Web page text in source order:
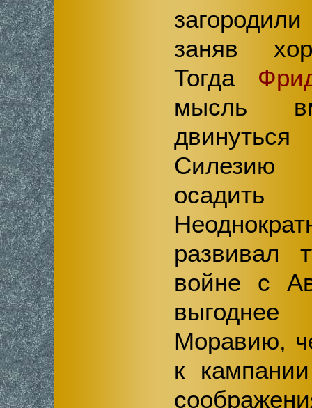
заняв
Тогда
мысль
развивал
войне с
Моравию,
к